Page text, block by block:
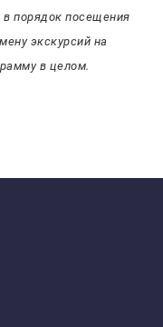
в порядок посещения
экскурсий на
в целом.